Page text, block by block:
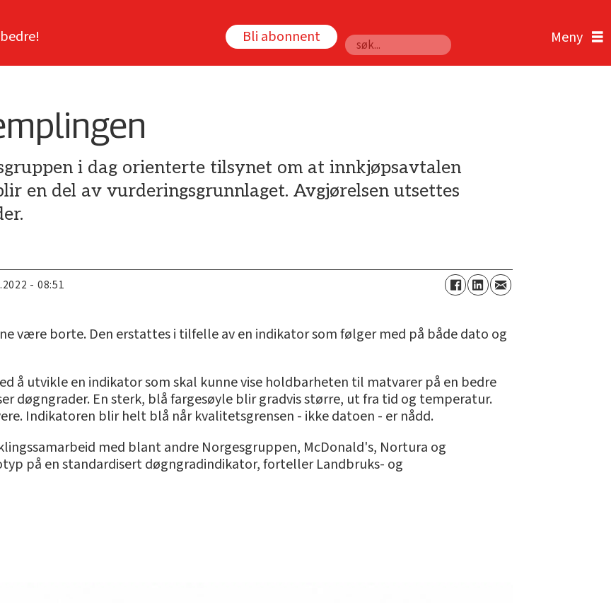
Bli abonnent
Søk
i dag orienterte tilsynet om at innkjøpsavtalen
en del av vurderingsgrunnlaget. Avgjørelsen utsettes
- 08:51
være borte. Den erstattes i tilfelle av en indikator som følger med på både dato og
å utvikle en indikator som skal kunne vise holdbarheten til matvarer på en bedre
døgngrader. En sterk, blå fargesøyle blir gradvis større, ut fra tid og temperatur.
Indikatoren blir helt blå når kvalitetsgrensen - ikke datoen - er nådd.
med blant andre Norgesgruppen, McDonald's, Nortura og
på en standardisert døgngradindikator, forteller Landbruks- og